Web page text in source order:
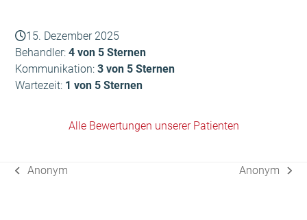
15. Dezember 2025
Behandler:4 von 5 Sternen
Kommunikation:3 von 5 Sternen
Wartezeit: 1 von 5 Sternen
Alle Bewertungen unserer Patienten
vorheriger
Anonym
Nächster
Anonym